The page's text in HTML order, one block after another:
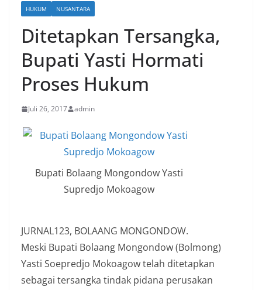
HUKUM NUSANTARA
Ditetapkan Tersangka,
Bupati Yasti Hormati
Proses Hukum
Juli 26, 2017 admin
Bupati Bolaang Mongondow Yasti
Supredjo Mokoagow
JURNAL123, BOLAANG MONGONDOW.
Meski Bupati Bolaang Mongondow (Bolmong)
Yasti Soepredjo Mokoagow telah ditetapkan
sebagai tersangka tindak pidana perusakan